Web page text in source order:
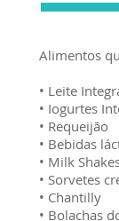
Alimentos
• Leite
• Iogurtes
• Requeijão
• Bebidas
• Milk
• Sorvetes
• Chantilly
• Bolachas